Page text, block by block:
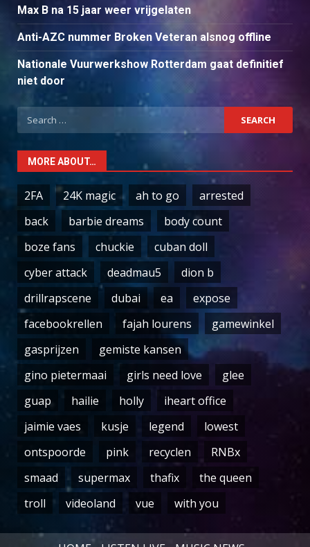
Max B na 15 jaar weer vrijgelaten
Anti-AZC nummer Broken Veteran alsnog offline
Nationale Vuurwerkshow Rotterdam gaat definitief
niet door
Search
for:
MORE ABOUT…
2FA 24K magic ah to go
arrested
back
barbie dreams
body count
boze fans
chuckie
cuban doll
cyber attack
deadmau5
dion b
drillrapscene
dubai ea
expose
facebookrellen
fajah lourens
gamewinkel
gasprijzen
gemiste kansen
gino pietermaai
girls need love
glee
guap
hailie holly
iheart office
jaimie vaes
kusje legend
lowest
ontspoorde
pink recyclen
RNBx
smaad
supermax thafix
the queen
troll
videoland vue with you